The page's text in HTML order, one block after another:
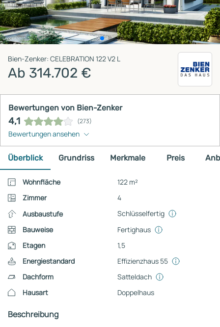
Bien-Zenker: CELEBRATION 122 V2 L
Ab 314.702 €
Bewertungen von Bien-Zenker
4,1 (273)
Bewertungen ansehen
Überblick Grundriss Merkmale Preis
Wohnfläche
122 m²
Zimmer
4
Ausbaustufe
Schlüsselfertig
Bauweise
Fertighaus
Etagen
1,5
Energiestandard
Effizienzhaus 55
Dachform
Satteldach
Hausart
Doppelhaus
Beschreibung